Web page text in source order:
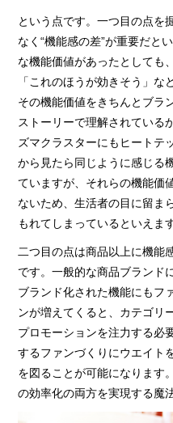
という点です。一つ目の点を
なく“機能感の差”が重要だと
な機能価値があったとしても
「これのほうが効きそう」な
その機能価値をきちんとブラ
ストーリーで理解されている
ズマクラスターにもヒートテ
から見たら同じように感じる
ていますが、それらの機能価
ないため、生活者の目に留ま
もれてしまっているといえます
二つ目の点は商品以上に機能
です。一般的な商品ブランド
ブランド化された機能にもフ
ンが増えてくると、カテゴリ
プロモーションを注力する必
するファンづくりにウエイト
を図ることが可能になります
の効率化の両方を実現する魔